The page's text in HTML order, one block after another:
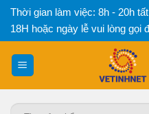
Bỏ
qua
nội
dung
Thời gian làm việc: 8h - 20h
18H hoặc ngày lễ vui lòng gọi